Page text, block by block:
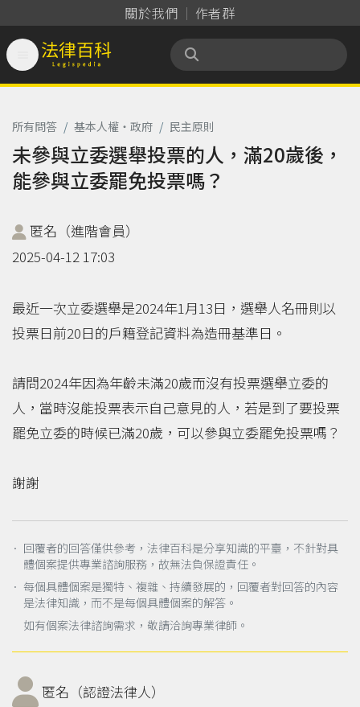
關於我們 作者群
法律百科 Legispedia
所有問答 / 基本人權‧政府 / 民主原則
未參與立委選舉投票的人，滿20歲後，
能參與立委罷免投票嗎？
匿名（進階會員）
2025-04-12 17:03
最近一次立委選舉是2024年1月13日，選舉人名冊則以
投票日前20日的戶籍登記資料為造冊基準日。
請問2024年因為年齡未滿20歲而沒有投票選舉立委的
人，當時沒能投票表示自己意見的人，若是到了要投票
罷免立委的時候已滿20歲，可以參與立委罷免投票嗎？
謝謝
． 回覆者的回答僅供參考，法律百科是分享知識的平臺，不針對具
體個案提供專業諮詢服務，故無法負保證責任。
． 每個具體個案是獨特、複雜、持續發展的，回覆者對回答的內容
是法律知識，而不是每個具體個案的解答。
如有個案法律諮詢需求，敬請洽詢專業律師。
匿名（認證法律人）